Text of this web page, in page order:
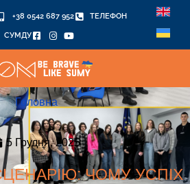
+38 0542 687 952 ТЕЛЕФОН
СУМДУ
Головна
5 Грудня, 2025
ЧОМУ УСПІХ